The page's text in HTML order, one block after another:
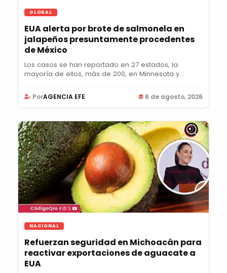
GLOBAL
EUA alerta por brote de salmonela en
jalapeños presuntamente procedentes
de México
Los casos se han reportado en 27 estados, la
mayoría de ellos, más de 200, en Minnesota y
PorAGENCIA EFE 6 de agosto, 2026
NACIONAL
Refuerzan seguridad en Michoacán para
reactivar exportaciones de aguacate a
EUA